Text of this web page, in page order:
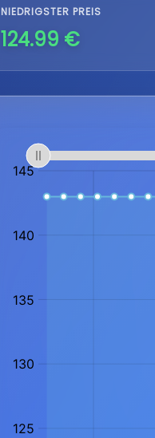
NIEDRIGSTER PREIS
124.99 €